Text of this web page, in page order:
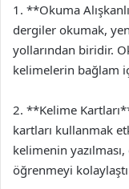
1. **Okuma
dergiler okumak,
yollarından biridir.
kelimelerin bağlam
2. **Kelime
kartları kullanmak
kelimenin
öğrenmeyi